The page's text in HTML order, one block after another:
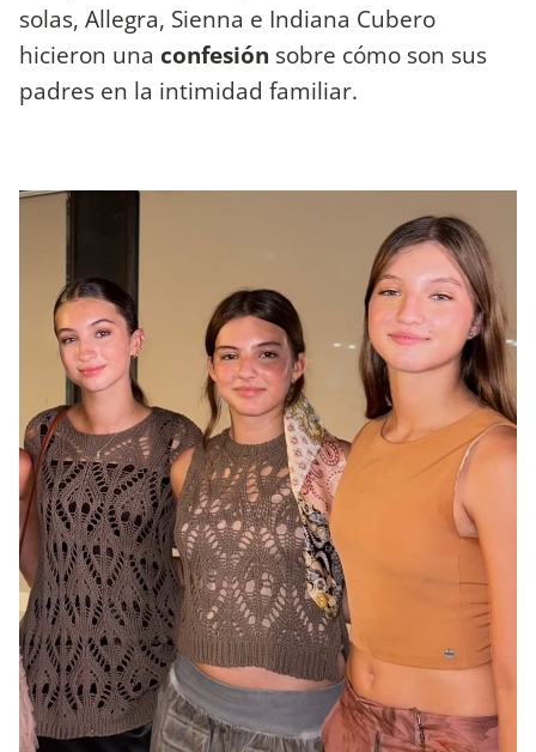
solas, Allegra, Sienna e Indiana Cubero
hicieron una confesión sobre cómo son sus
padres en la intimidad familiar.